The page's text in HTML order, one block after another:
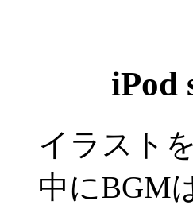
iPod
イラスト
中にBGM